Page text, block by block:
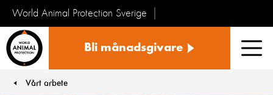
World Animal Protection Sverige
Bli månadsgivare
Vårt arbete